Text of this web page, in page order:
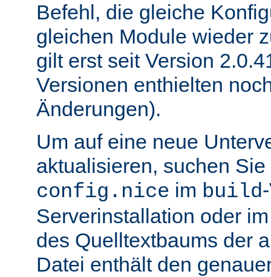
Befehl, die gleiche
gleichen Module wieder
gilt erst seit Version
Versionen enthielten
Änderungen).
Um auf eine neue
aktualisieren, suchen
config.nice im build
Serverinstallation oder
des Quelltextbaums der
Datei enthält den